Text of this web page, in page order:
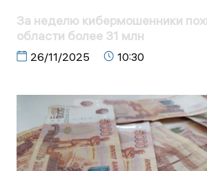
За неделю кибермошенники
области более 31 млн
26/11/2025 10:30